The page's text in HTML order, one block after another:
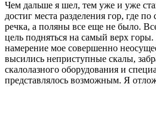
Чем дальше я шел, тем уже и уже
достиг места разделения гор, где
речка, а поляны все еще не было.
цель подняться на самый верх горы.
намерение мое совершенно
высились неприступные скалы,
скалолазного оборудования и
представлялось возможным. Я